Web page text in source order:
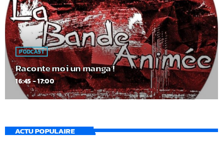
PODCAST
Raconte moi un manga !
16:45 - 17:00
ACTU POPULAIRE